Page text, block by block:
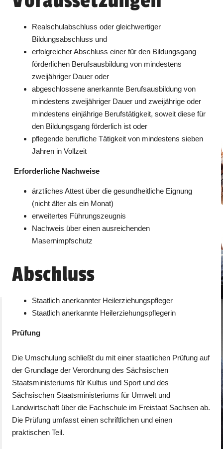
Realschulabschluss oder gleichwertiger
Bildungsabschluss und
erfolgreicher Abschluss einer für den Bildungsgang
förderlichen Berufsausbildung von mindestens
zweijähriger Dauer oder
abgeschlossene anerkannte Berufsausbildung von
mindestens zweijähriger Dauer und zweijährige oder
mindestens einjährige Berufstätigkeit, soweit diese für
den Bildungsgang förderlich ist oder
pflegende berufliche Tätigkeit von mindestens sieben
Jahren in Vollzeit
Erforderliche Nachweise
ärztliches Attest über die gesundheitliche Eignung
(nicht älter als ein Monat)
erweitertes Führungszeugnis
Nachweis über einen ausreichenden
Masernimpfschutz
Abschluss
Staatlich anerkannter Heilerziehungspfleger
Staatlich anerkannte Heilerziehungspflegerin
Prüfung
Die Umschulung schließt du mit einer staatlichen Prüfung auf
der Grundlage der Verordnung des Sächsischen
Staatsministeriums für Kultus und Sport und des
Sächsischen Staatsministeriums für Umwelt und
Landwirtschaft über die Fachschule im Freistaat Sachsen ab.
Die Prüfung umfasst einen schriftlichen und einen
praktischen Teil.